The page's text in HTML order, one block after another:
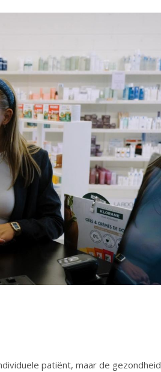
patiënt, maar de gezondheid